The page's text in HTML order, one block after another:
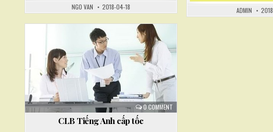
NGO VAN 2018-04-18 ADMIN
0 COMMENT
Posted
in
CLB Tiếng Anh cấp tốc